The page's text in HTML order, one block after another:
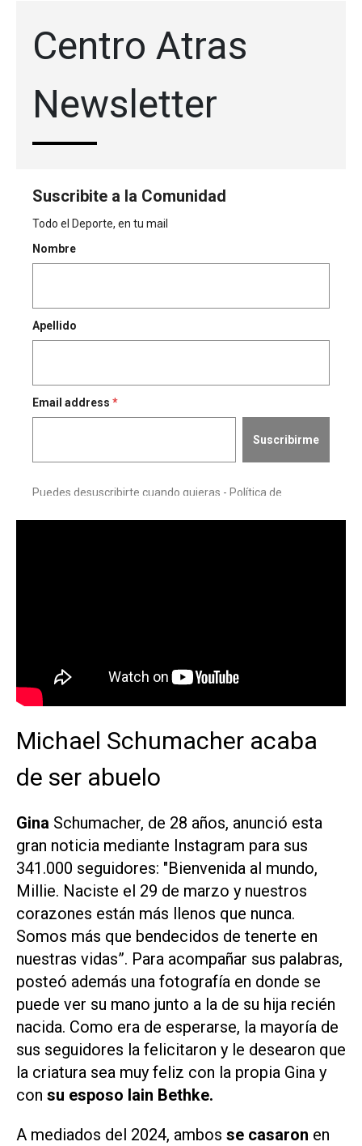
Michael Schumacher acaba
de ser abuelo
Gina Schumacher, de 28 años, anunció esta
gran noticia mediante Instagram para sus
341.000 seguidores: "Bienvenida al mundo,
Millie. Naciste el 29 de marzo y nuestros
corazones están más llenos que nunca.
Somos más que bendecidos de tenerte en
nuestras vidas”. Para acompañar sus palabras,
posteó además una fotografía en donde se
puede ver su mano junto a la de su hija recién
nacida. Como era de esperarse, la mayoría de
sus seguidores la felicitaron y le desearon que
la criatura sea muy feliz con la propia Gina y
con su esposo Iain Bethke.
A mediados del 2024, ambos se casaron en